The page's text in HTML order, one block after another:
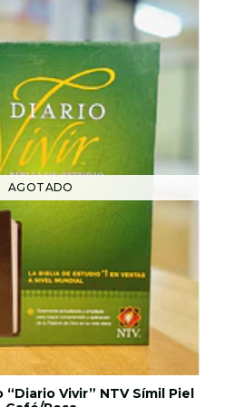
AGOTADO
Vivir” NTV Símil Piel